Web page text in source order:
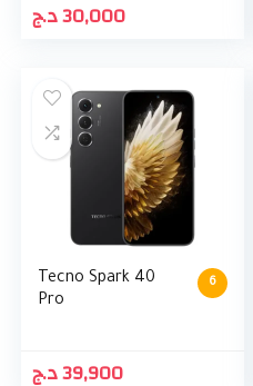
30,000د.ج
6
Tecno Spark 40
Pro
39,900د.ج